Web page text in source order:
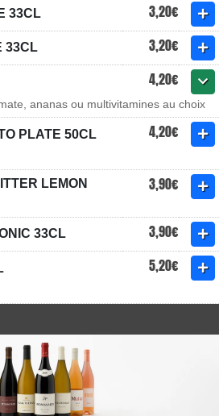
33CL 3,20€
33CL 3,20€
4,20€
ananas ou multivitamines au choix
PLATE 50CL 4,20€
LEMON
3,90€
33CL 3,90€
5,20€